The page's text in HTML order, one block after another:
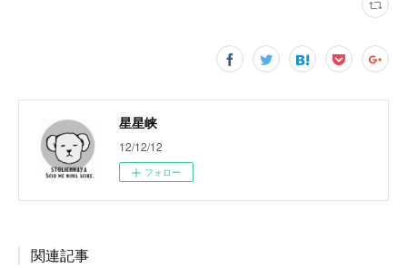
星星峡
12/12/12
フォロー
関連記事